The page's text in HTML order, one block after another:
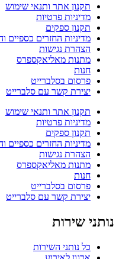
תקנון אתר ותנאי שימוש
מדיניות פרטיות
תקנון ספקים
מדיניות החזרים כספיים
הצהרת נגישות
מתנות מאליאקספרס
חנות
פרסום בסלברייט
יצירת קשר עם סלברייט
תקנון אתר ותנאי שימוש
מדיניות פרטיות
תקנון ספקים
מדיניות החזרים כספיים
הצהרת נגישות
מתנות מאליאקספרס
חנות
פרסום בסלברייט
יצירת קשר עם סלברייט
נותני שירות
כל נותני השירות